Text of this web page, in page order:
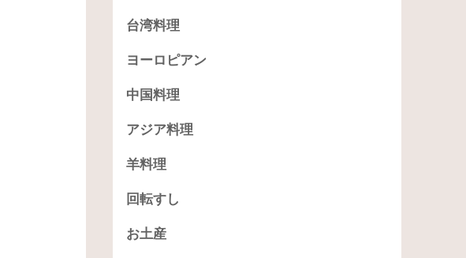
台湾料理
ヨーロピアン
中国料理
アジア料理
羊料理
回転すし
お土産